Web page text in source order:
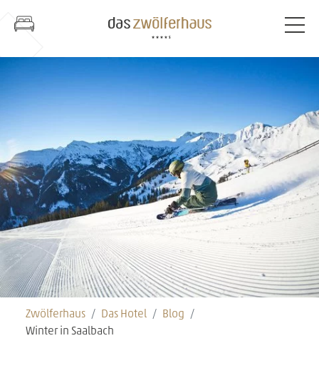
Zwölferhaus Das Hotel
Blog
Winter in Saalbach